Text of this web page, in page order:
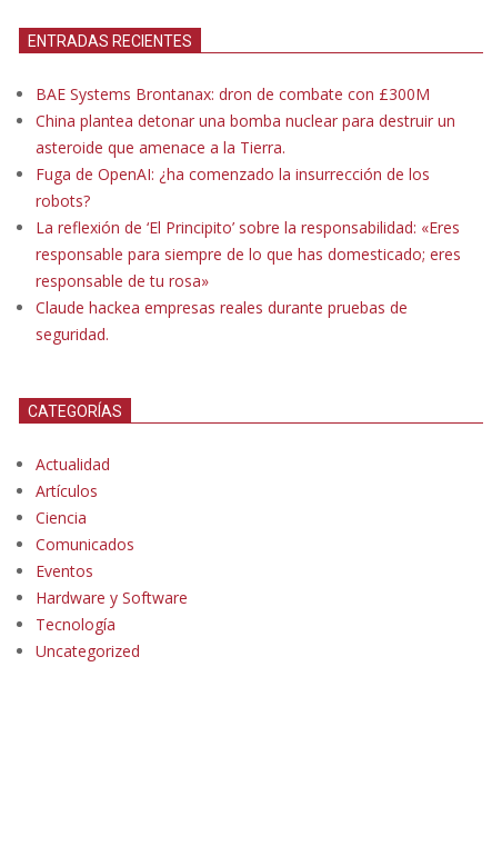
ENTRADAS RECIENTES
BAE Systems Brontanax: dron de combate con £300M
China plantea detonar una bomba nuclear para destruir un
asteroide que amenace a la Tierra.
Fuga de OpenAI: ¿ha comenzado la insurrección de los
robots?
La reflexión de ‘El Principito’ sobre la responsabilidad: «Eres
responsable para siempre de lo que has domesticado; eres
responsable de tu rosa»
Claude hackea empresas reales durante pruebas de
seguridad.
CATEGORÍAS
Actualidad
Artículos
Ciencia
Comunicados
Eventos
Hardware y Software
Tecnología
Uncategorized